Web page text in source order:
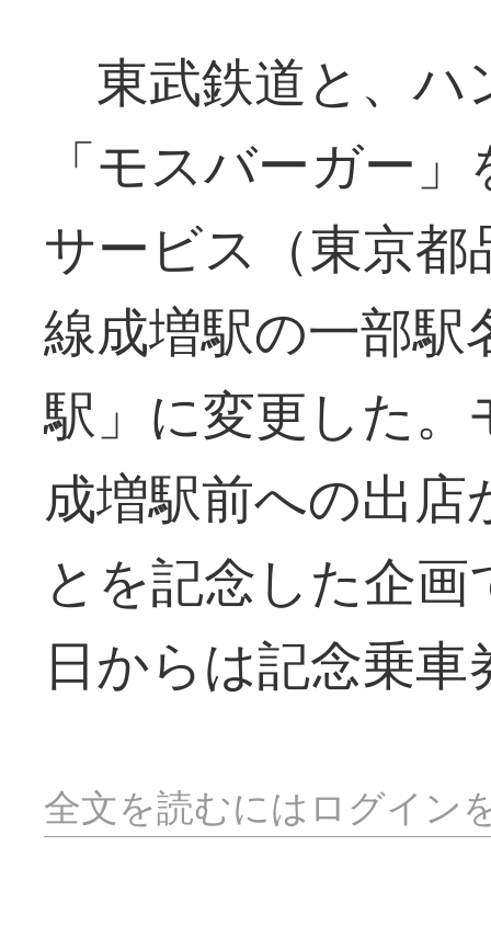
東武鉄道と、ハ
「モスバーガー
サービス（東京
線成増駅の一部
駅」に変更した
成増駅前への出
とを記念した企
日からは記念乗
全文を読むにはログイン